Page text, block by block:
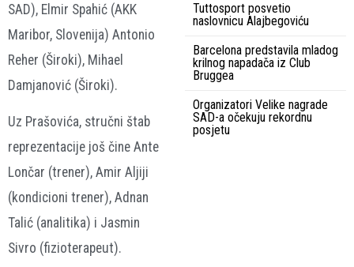
SAD), Elmir Spahić (AKK
Maribor, Slovenija) Antonio
Reher (Široki), Mihael
Damjanović (Široki).
Uz Prašovića, stručni štab
reprezentacije još čine Ante
Lončar (trener), Amir Aljiji
(kondicioni trener), Adnan
Talić (analitika) i Jasmin
Sivro (fizioterapeut).
Tuttosport posvetio
naslovnicu Alajbegoviću
Barcelona predstavila mladog
krilnog napadača iz Club
Bruggea
Organizatori Velike nagrade
SAD-a očekuju rekordnu
posjetu